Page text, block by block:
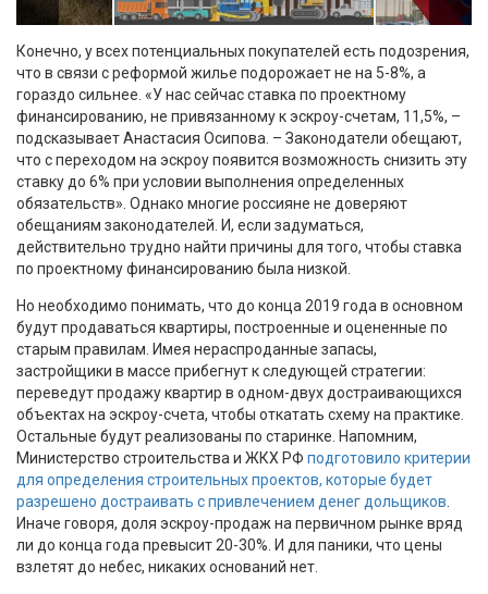
Конечно, у всех потенциальных покупателей есть подозрения,
что в связи с реформой жилье подорожает не на 5-8%, а
гораздо сильнее. «У нас сейчас ставка по проектному
финансированию, не привязанному к эскроу-счетам, 11,5%, –
подсказывает Анастасия Осипова. – Законодатели обещают,
что с переходом на эскроу появится возможность снизить эту
ставку до 6% при условии выполнения определенных
обязательств». Однако многие россияне не доверяют
обещаниям законодателей. И, если задуматься,
действительно трудно найти причины для того, чтобы ставка
по проектному финансированию была низкой.
Но необходимо понимать, что до конца 2019 года в основном
будут продаваться квартиры, построенные и оцененные по
старым правилам. Имея нераспроданные запасы,
застройщики в массе прибегнут к следующей стратегии:
переведут продажу квартир в одном-двух достраивающихся
объектах на эскроу-счета, чтобы откатать схему на практике.
Остальные будут реализованы по старинке. Напомним,
Министерство строительства и ЖКХ РФ подготовило критерии
для определения строительных проектов, которые будет
разрешено достраивать с привлечением денег дольщиков
Иначе говоря, доля эскроу-продаж на первичном рынке вряд
ли до конца года превысит 20-30%. И для паники, что цены
взлетят до небес, никаких оснований нет.